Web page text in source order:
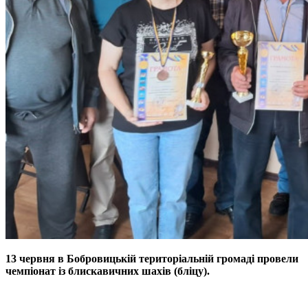
13 червня в Бобровицькій територіальній громаді провели
чемпіонат із блискавичних шахів (бліцу).